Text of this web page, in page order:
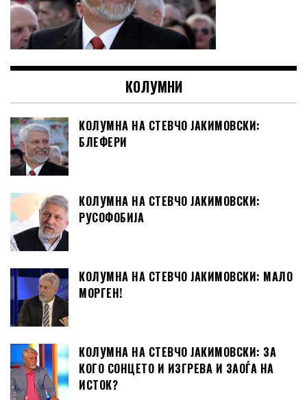
КОЛУМНИ
КОЛУМНА НА СТЕВЧО ЈАКИМОВСКИ:
БЛЕФЕРИ
КОЛУМНА НА СТЕВЧО ЈАКИМОВСКИ:
РУСОФОБИЈА
КОЛУМНА НА СТЕВЧО ЈАКИМОВСКИ: МАЛО
МОРГЕН!
КОЛУМНА НА СТЕВЧО ЈАКИМОВСКИ: ЗА
КОГО СОНЦЕТО И ИЗГРЕВА И ЗАОЃА НА
ИСТОК?